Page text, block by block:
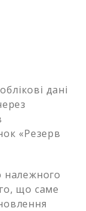
дані
«Резерв
що саме